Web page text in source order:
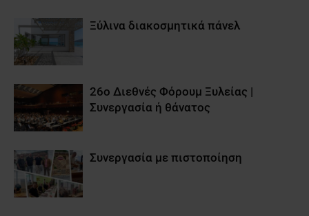
Ξύλινα διακοσμητικά πάνελ
26ο Διεθνές Φόρουμ Ξυλείας |
Συνεργασία ή θάνατος
Συνεργασία με πιστοποίηση